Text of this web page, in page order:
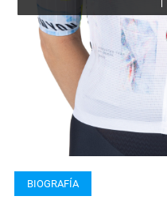
BIOGRAFÍA